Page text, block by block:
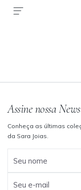
Assine nossa
Conheça as últimas
da Sara Joias.
Seu nome
Seu e-mail